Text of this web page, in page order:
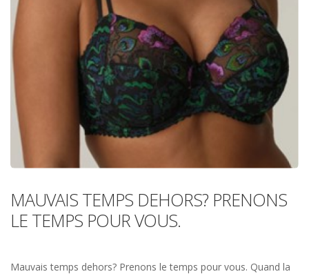
MAUVAIS TEMPS DEHORS? PRENONS
LE TEMPS POUR VOUS.
Mauvais temps dehors? Prenons le temps pour vous. Quand la